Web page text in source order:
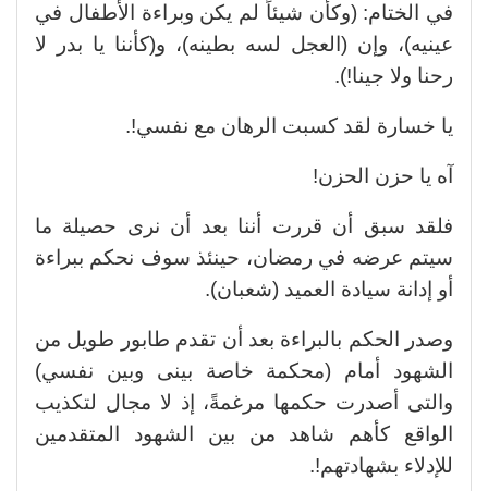
في الختام: (وكأن شيئاً لم يكن وبراءة الأطفال في
عينيه)، وإن (العجل لسه بطينه)، و(كأننا يا بدر لا
رحنا ولا جينا!).
يا خسارة لقد كسبت الرهان مع نفسي!.
آه يا حزن الحزن!
فلقد سبق أن قررت أننا بعد أن نرى حصيلة ما
سيتم عرضه في رمضان، حينئذ سوف نحكم ببراءة
أو إدانة سيادة العميد (شعبان).
وصدر الحكم بالبراءة بعد أن تقدم طابور طويل من
الشهود أمام (محكمة خاصة بينى وبين نفسي)
والتى أصدرت حكمها مرغمةً، إذ لا مجال لتكذيب
الواقع كأهم شاهد من بين الشهود المتقدمين
للإدلاء بشهادتهم!.